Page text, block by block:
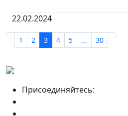
22.02.2024
1 2 3 4 5 ... 30
Присоединяйтесь: